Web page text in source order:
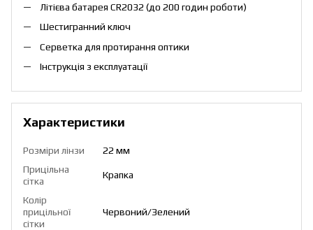
Літієва батарея CR2032 (до 200 годин роботи)
Шестигранний ключ
Серветка для протирання оптики
Інструкція з експлуатації
Характеристики
Розміри лінзи
22 мм
Прицільна
сітка
Крапка
Колір
прицільної
сітки
Червоний/Зелений